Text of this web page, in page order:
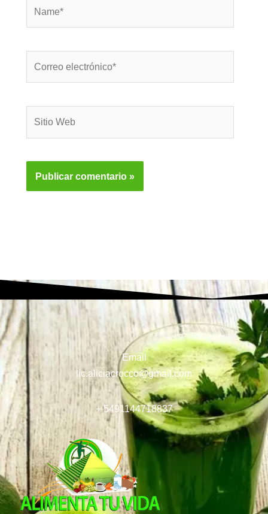
Email
lic.aliciacrocco@gmail.com
+ 5491144718837